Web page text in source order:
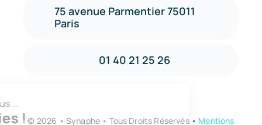
75 avenue Parmentier 75011
Paris
01 40 21 25 26
© 2026 • Synaphe • Tous Droits Réservés • Mentions
c'est nous...
Cookies !